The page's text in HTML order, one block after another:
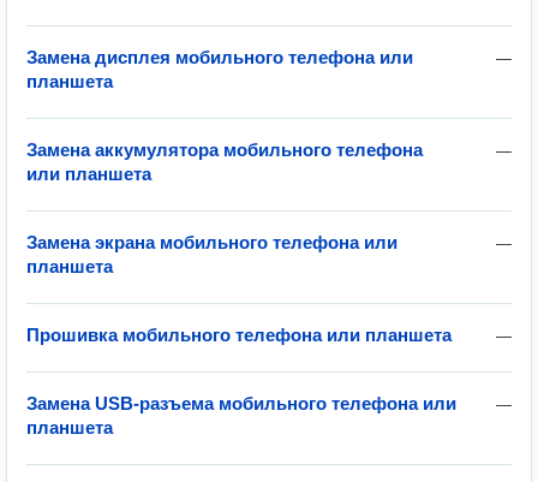
—
Замена дисплея мобильного телефона или
планшета
—
Замена аккумулятора мобильного телефона
или планшета
—
Замена экрана мобильного телефона или
планшета
—
Прошивка мобильного телефона или планшета
—
Замена USB-разъема мобильного телефона или
планшета